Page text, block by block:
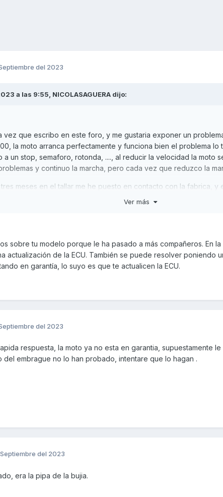
del 2023
a las 9:55, NICOLASAGUERA dijo:
vez que escribo en este foro, y me gustaria exponer un
la moto arranca perfectamente y funciona bien el problema
a un stop, semaforo, rotonda, ...., al reducir la velocidad la moto
y continuo la marcha, pero cada vez que reduzco la
meses en el tallar me he puesto en contacto con la fabrica, y
dan con el problema, me suena un poco a cachondeo por parte
Ver más
sobre tu modelo porque le ha pasado a más compañeros. En
actualización de la ECU. También se puede resolver poniendo
en garantía, lo suyo es que te actualicen la ECU.
del 2023
respuesta, la moto ya no esta en garantia, supuestamente le
del embrague no lo han probado, intentare que lo hagan .
del 2023
era la pipa de la bujia.